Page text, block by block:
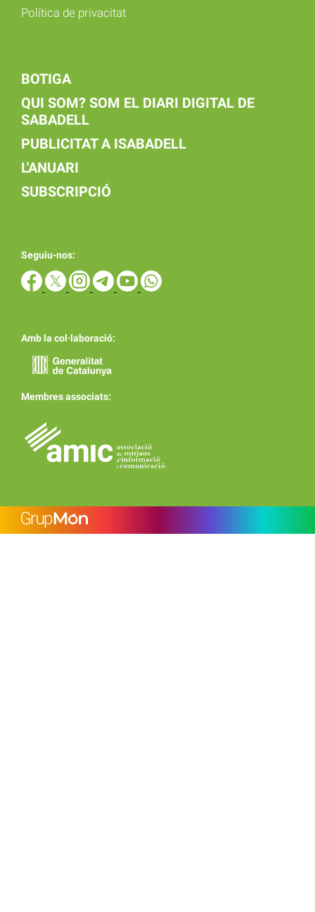
Política de privacitat
BOTIGA
QUI SOM? SOM EL DIARI DIGITAL DE
SABADELL
PUBLICITAT A ISABADELL
L'ANUARI
SUBSCRIPCIÓ
Seguiu-nos:
Amb la col·laboració:
Membres associats: